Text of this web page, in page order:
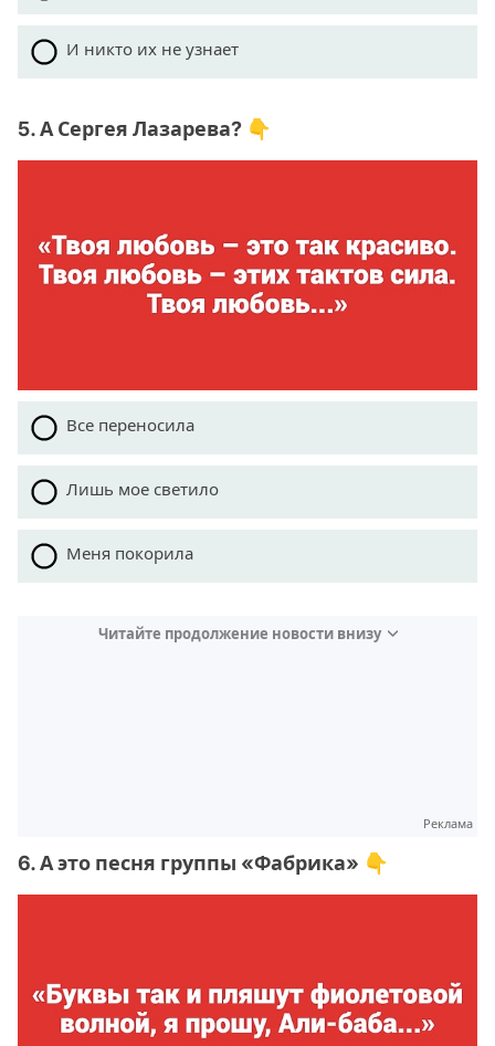
И никто их не узнает
5. А Сергея Лазарева? 👇
Все переносила
Лишь мое светило
Меня покорила
Читайте продолжение новости внизу
Реклама
6. А это песня группы «Фабрика» 👇